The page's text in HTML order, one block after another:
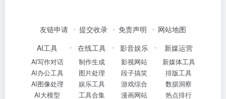
友链申请 提交收录 免责声明
网站地图
AI工具
AI写作对话
AI办公工具
AI图像处理
AI大模型
在线工具
制作生成
图片处理
娱乐工具
工具合集
影音娱乐
影视网站
段子搞笑
游戏综合
漫画网站
新媒运营
新媒体工具
排版工具
数据洞察
热点排行